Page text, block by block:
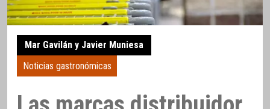
Mar Gavilán y Javier Muniesa
Noticias gastronómicas